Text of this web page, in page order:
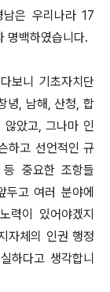
은 우리나라 17
명백하였습니다.
보니 기초자치단
녕, 남해, 산청, 합
았고, 그나마 인
하고 선언적인 규
중요한 조항들
고 여러 분야에
력이 있어야겠지
자체의 인권 행정
하다고 생각합니